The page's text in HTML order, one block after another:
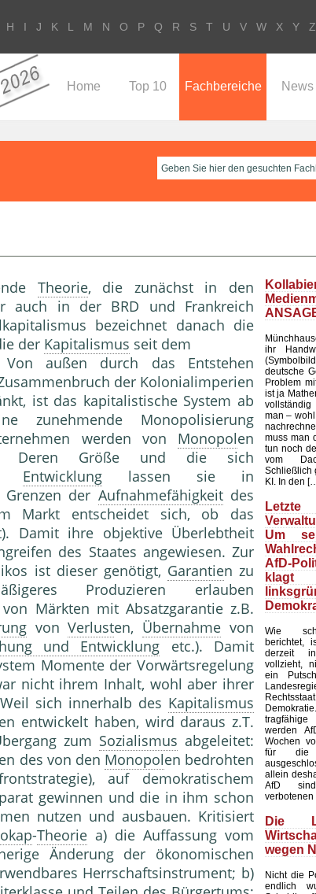
H I J K L M N O P Q R S T U V W X Y Z
Home Top 10 Fachbereiche News
Theorie, die zunächst in den
auch in der BRD und Frankreich
bezeichnet danach die
der Kapitalismus seit dem
außen durch das Entstehen
der Kolonialimperien
ist das kapitalistische System ab
zunehmende Monopolisierung
werden von Monopolen
Deren Größe und die sich
Entwicklung lassen sie in
der Aufnahmefähigkeitdes
Markt entscheidet sich, ob das
Damit ihre objektive Überlebtheit
des Staates angewiesen. Zur
ist dieser genötigt, Garantien zu
Produzieren erlauben
Märkten mit Absatzgarantie z.B.
vonVerlusten, Übernahme von
und Entwicklung etc.). Damit
Momente der Vorwärtsregelung
nicht ihrem Inhalt, wohl aber ihrer
sich innerhalb des Kapitalismus
entwickelt haben, wird daraus z.T.
zum Sozialismus abgeleitet:
des von den Monopolen bedrohten
auf demokratischem
gewinnen und die in ihm schon
nutzen und ausbauen. Kritisiert
-Theoriea) die Auffassung vom
Änderung der ökonomischen
Herrschaftsinstrument; b)
ihr
deutsche
Problem
ist ja
man –
muss man
tun noch
vom
Schließlich
KI. In den
Um
AfD-
Wie
berichtet,
derzeit in
vollzieht,
ein
tragfähige
werden
Wochen
für die
allein
AfD
Die
wegen
Nicht die
endlich